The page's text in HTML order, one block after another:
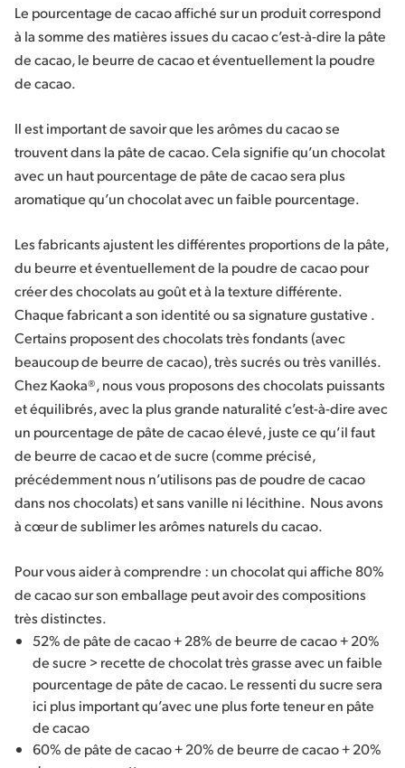
Le pourcentage de cacao affiché sur un produit correspond
à la somme des matières issues du cacao c’est-à-dire la pâte
de cacao, le beurre de cacao et éventuellement la poudre
de cacao.
Il est important de savoir que les arômes du cacao se
trouvent dans la pâte de cacao. Cela signifie qu’un chocolat
avec un haut pourcentage de pâte de cacao sera plus
aromatique qu’un chocolat avec un faible pourcentage.
Les fabricants ajustent les différentes proportions de la pâte,
du beurre et éventuellement de la poudre de cacao pour
créer des chocolats au goût et à la texture différente.
Chaque fabricant a son identité ou sa signature gustative .
Certains proposent des chocolats très fondants (avec
beaucoup de beurre de cacao), très sucrés ou très vanillés.
Chez Kaoka®, nous vous proposons des chocolats puissants
et équilibrés, avec la plus grande naturalité c’est-à-dire avec
un pourcentage de pâte de cacao élevé, juste ce qu’il faut
de beurre de cacao et de sucre (comme précisé,
précédemment nous n’utilisons pas de poudre de cacao
dans nos chocolats) et sans vanille ni lécithine. Nous avons
à cœur de sublimer les arômes naturels du cacao.
Pour vous aider à comprendre : un chocolat qui affiche 80%
de cacao sur son emballage peut avoir des compositions
très distinctes.
52% de pâte de cacao + 28% de beurre de cacao + 20%
de sucre > recette de chocolat très grasse avec un faible
pourcentage de pâte de cacao. Le ressenti du sucre sera
ici plus important qu’avec une plus forte teneur en pâte
de cacao
60% de pâte de cacao + 20% de beurre de cacao + 20%